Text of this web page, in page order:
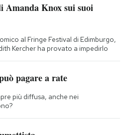
Amanda Knox sui suoi
al Fringe Festival di Edimburgo,
Kercher ha provato a impedirlo
pagare a rate
più diffusa, anche nei